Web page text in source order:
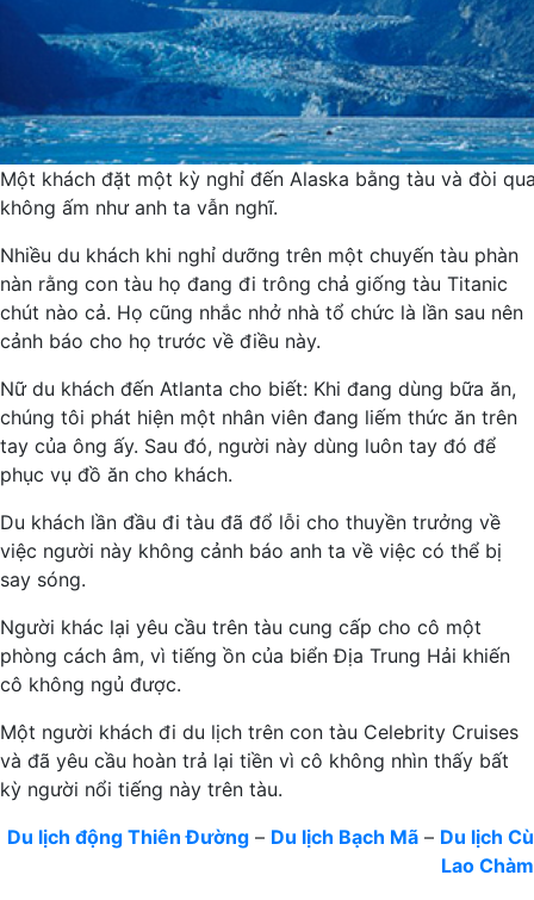
Một khách đặt một kỳ nghỉ đến Alaska bằng tàu và đòi
không ấm như anh ta vẫn nghĩ.
Nhiều du khách khi nghỉ dưỡng trên một chuyến tàu phàn
nàn rằng con tàu họ đang đi trông chả giống tàu Titanic
chút nào cả. Họ cũng nhắc nhở nhà tổ chức là lần sau nên
cảnh báo cho họ trước về điều này.
Nữ du khách đến Atlanta cho biết: Khi đang dùng bữa ăn,
chúng tôi phát hiện một nhân viên đang liếm thức ăn trên
tay của ông ấy. Sau đó, người này dùng luôn tay đó để
phục vụ đồ ăn cho khách.
Du khách lần đầu đi tàu đã đổ lỗi cho thuyền trưởng về
việc người này không cảnh báo anh ta về việc có thể bị
say sóng.
Người khác lại yêu cầu trên tàu cung cấp cho cô một
phòng cách âm, vì tiếng ồn của biển Địa Trung Hải khiến
cô không ngủ được.
Một người khách đi du lịch trên con tàu Celebrity Cruises
và đã yêu cầu hoàn trả lại tiền vì cô không nhìn thấy bất
kỳ người nổi tiếng này trên tàu.
Du lịch động Thiên Đường – Du lịch Bạch Mã – Du lịch Cù
Lao Chàm